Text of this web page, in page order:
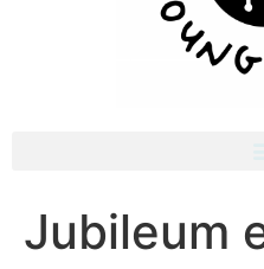
Jubileum